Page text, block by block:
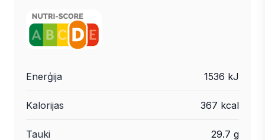
Enerģija 1536 kJ
Kalorijas 367 kcal
Tauki 29.7 g